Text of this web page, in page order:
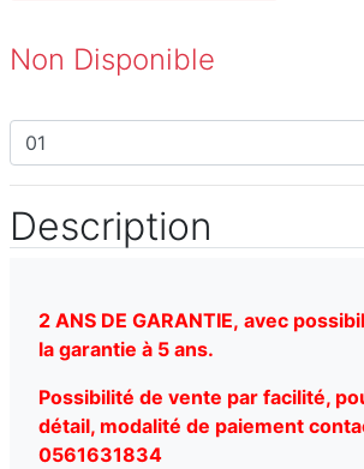
Non Disponible
Description
2 ANS DE GARANTIE, avec
la garantie à 5 ans.
Possibilité de vente par facilité,
détail, modalité de paiement
0561631834